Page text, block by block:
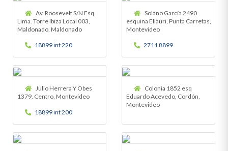
Av. Roosevelt S/N Esq.
Lima. Torre Ibiza Local 003,
Maldonado, Maldonado
18899 int 220
Solano García 2490
esquina Ellauri, Punta Carretas,
Montevideo
2711 8899
Julio Herrera Y Obes
1379, Centro, Montevideo
18899 int 200
Colonia 1852 esq
Eduardo Acevedo, Cordón,
Montevideo